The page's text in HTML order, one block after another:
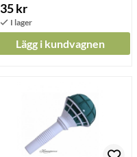
35 kr
Lägg i kundvagnen